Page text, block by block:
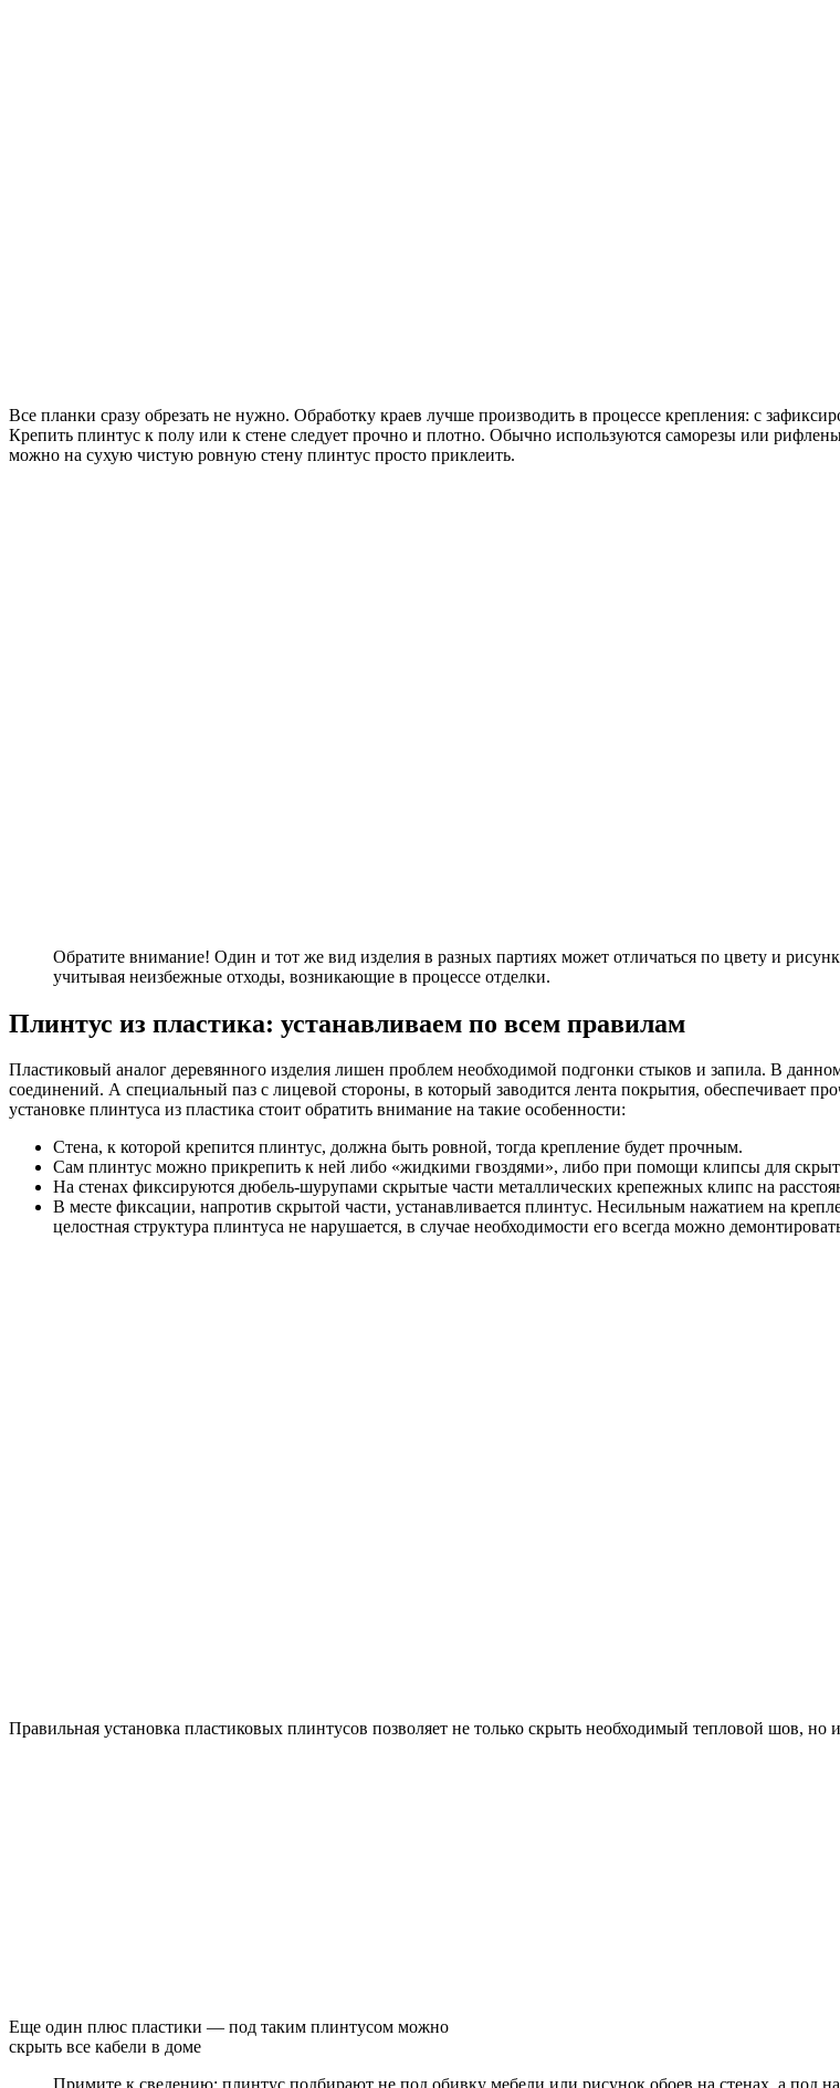
Все планки сразу обрезать не нужно. Обработку краев лучше производить в процессе крепления: с
Крепить плинтус к полу или к стене следует прочно и плотно. Обычно используются саморезы или
можно на сухую чистую ровную стену плинтус просто приклеить.
Обратите внимание! Один и тот же вид изделия в разных партиях может отличаться по цвету и
учитывая неизбежные отходы, возникающие в процессе отделки.
Плинтус из пластика: устанавливаем по всем правилам
Пластиковый аналог деревянного изделия лишен проблем необходимой подгонки стыков и запила. В
соединений. А специальный паз с лицевой стороны, в который заводится лента покрытия, обеспечивает
установке плинтуса из пластика стоит обратить внимание на такие особенности:
Стена, к которой крепится плинтус, должна быть ровной, тогда крепление будет прочным.
Сам плинтус можно прикрепить к ней либо «жидкими гвоздями», либо при помощи клипсы для
На стенах фиксируются дюбель-шурупами скрытые части металлических крепежных клипс на
В месте фиксации, напротив скрытой части, устанавливается плинтус. Несильным нажатием на
целостная структура плинтуса не нарушается, в случае необходимости его всегда можно
Правильная установка пластиковых плинтусов позволяет не только скрыть необходимый тепловой шов,
Еще один плюс пластики — под таким плинтусом можно
скрыть все кабели в доме